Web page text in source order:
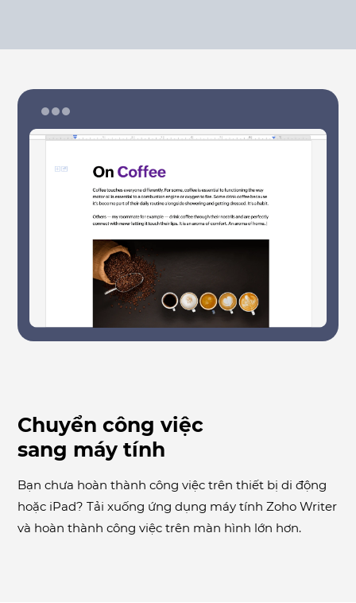
Chuyển công việc
sang máy tính
Bạn chưa hoàn thành công việc trên thiết bị di động
hoặc iPad? Tải xuống ứng dụng máy tính Zoho Writer
và hoàn thành công việc trên màn hình lớn hơn.